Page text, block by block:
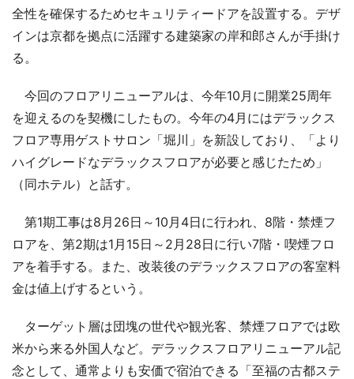
全性を確保するためセキュリティードアを設置する。デザ
インは京都を拠点に活躍する建築家の岸和郎さんが手掛け
る。
今回のフロアリニューアルは、今年10月に開業25周年
を迎えるのを契機にしたもの。今年の4月にはデラックス
フロア専用ゲストサロン「堀川」を新設しており、「より
ハイグレードなデラックスフロアが必要と感じたため」
（同ホテル）と話す。
第1期工事は8月26日～10月4日に行われ、8階・禁煙フ
ロアを、第2期は1月15日～2月28日に行い7階・喫煙フロ
アを着手する。また、改装後のデラックスフロアの客室料
金は値上げするという。
ターゲット層は団塊の世代や観光客、禁煙フロアでは欧
米から来る外国人など。デラックスフロアリニューアル記
念として、通常よりも安価で宿泊できる「至福の古都ステ